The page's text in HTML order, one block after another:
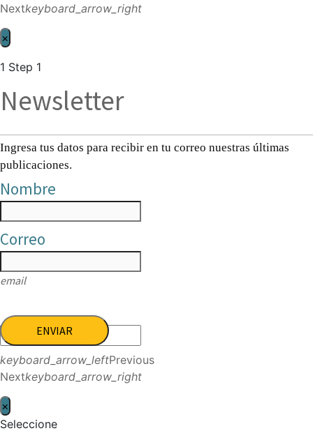
Nextkeyboard_arrow_right
×
1 Step 1
Newsletter
Ingresa tus datos para recibir en tu correo nuestras últimas
publicaciones.
Nombre
Correo
email
ENVIAR
keyboard_arrow_leftPrevious
Nextkeyboard_arrow_right
×
Seleccione